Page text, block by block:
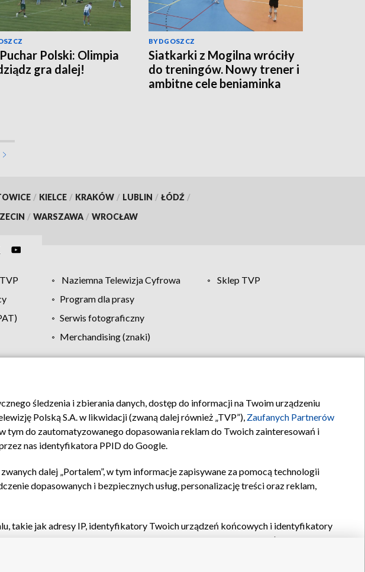
Polski: Olimpia
gra dalej!
BYDGOSZCZ
Siatkarki z Mogilna wróciły
do treningów. Nowy trener i
ambitne cele beniaminka
/ KIELCE / KRAKÓW / LUBLIN / ŁÓDŹ /
/ WARSZAWA / WROCŁAW
Naziemna Telewizja Cyfrowa
Sklep TVP
Program dla prasy
Serwis fotograficzny
Merchandising (znaki)
Pomoc Biuro reklamy Kontakt
śledzenia i zbierania danych, dostęp do informacji na Twoim urządzeniu
Polską S.A. w likwidacji (zwaną dalej również „TVP”), Zaufanych Partnerów
tym do zautomatyzowanego dopasowania reklam do Twoich zainteresowań i
nas identyfikatora PPID do Google.
zwanych dalej „Portalem”, w tym informacje zapisywane za pomocą technologii
dopasowanych i bezpiecznych usług, personalizację treści oraz reklam,
takie jak adresy IP, identyfikatory Twoich urządzeń końcowych i identyfikatory
oraz pozostałych
dostęp do nich, wyboru podstawowych reklam, wyboru spersonalizowanych
spersonalizowanych treści, pomiaru wydajności reklam, pomiaru wydajności